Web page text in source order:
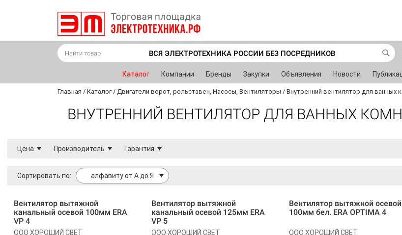
ВСЯ ЭЛЕКТРОТЕХНИКА РОССИИ БЕЗ ПОСРЕДНИКОВ
Каталог Компании Бренды Закупки Объявления Новости
Главная / Каталог / Двигатели ворот, рольставен, Насосы, Вентиляторы / Внутренний вентилятор для ванных
ВНУТРЕННИЙ ВЕНТИЛЯТОР ДЛЯ ВАННЫХ
Цена Производитель Гарантия
Сортировать по: алфавиту от А до Я
Вентилятор вытяжной
канальный осевой 100мм ERA
VP 4
ООО ХОРОШИЙ СВЕТ
Вентилятор вытяжной
канальный осевой 125мм ERA
VP 5
ООО ХОРОШИЙ СВЕТ
Вентилятор вытяжной осевой
100мм бел. ERA OPTIMA 4
ООО ХОРОШИЙ СВЕТ